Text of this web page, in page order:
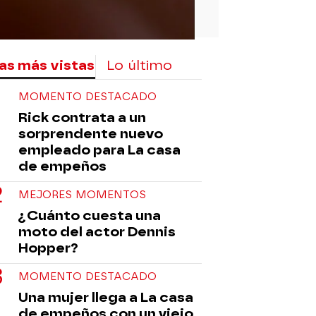
más vistas Lo último
MOMENTO DESTACADO
Rick contrata a un
sorprendente nuevo
empleado para La casa
de empeños
MEJORES MOMENTOS
¿Cuánto cuesta una
moto del actor Dennis
Hopper?
MOMENTO DESTACADO
Una mujer llega a La casa